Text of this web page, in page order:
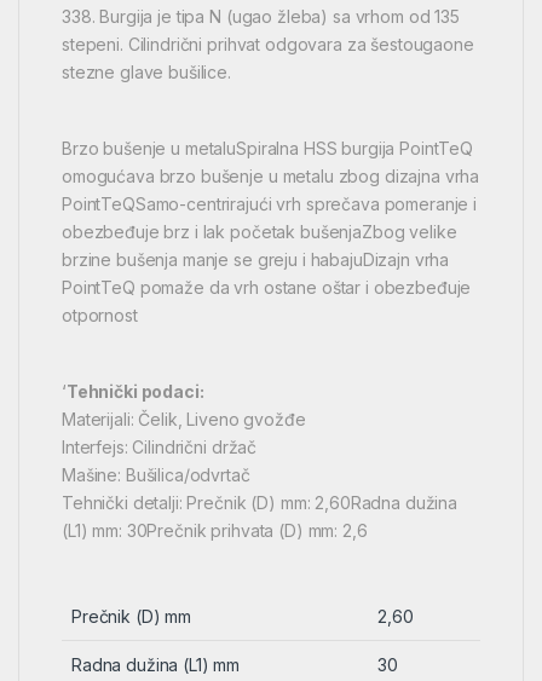
338. Burgija je tipa N (ugao žleba) sa vrhom od 135
stepeni. Cilindrični prihvat odgovara za šestougaone
stezne glave bušilice.
Brzo bušenje u metaluSpiralna HSS burgija PointTeQ
omogućava brzo bušenje u metalu zbog dizajna vrha
PointTeQSamo-centrirajući vrh sprečava pomeranje i
obezbeđuje brz i lak početak bušenjaZbog velike
brzine bušenja manje se greju i habajuDizajn vrha
PointTeQ pomaže da vrh ostane oštar i obezbeđuje
otpornost
‘Tehnički podaci:
Materijali: Čelik, Liveno gvožđe
Interfejs: Cilindrični držač
Mašine: Bušilica/odvrtač
Tehnički detalji: Prečnik (D) mm: 2,60Radna dužina
(L1) mm: 30Prečnik prihvata (D) mm: 2,6
Prečnik (D) mm 2,60
Radna dužina (L1) mm 30